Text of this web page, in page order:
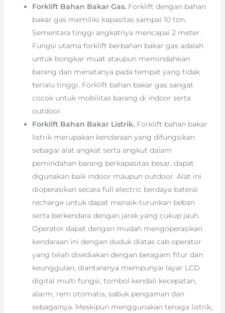
Forklift Bahan Bakar Gas. Forklift dengan bahan
bakar gas memiliki kapasitas sampai 10 ton.
Sementara tinggi angkatnya mencapai 2 meter.
Fungsi utama forklift berbahan bakar gas adalah
untuk bongkar muat ataupun memindahkan
barang dan menatanya pada tempat yang tidak
terlalu tinggi. Forklift bahan bakar gas sangat
cocok untuk mobilitas barang di indoor serta
outdoor.
Forklift Bahan Bakar Listrik. Forklift bahan bakar
listrik merupakan kendaraan yang difungsikan
sebagai alat angkat serta angkut dalam
pemindahan barang berkapasitas besar, dapat
digunakan baik indoor maupun outdoor. Alat ini
dioperasikan secara full electric berdaya baterai
recharge untuk dapat menaik-turunkan beban
serta berkendara dengan jarak yang cukup jauh.
Operator dapat dengan mudah mengoperasikan
kendaraan ini dengan duduk diatas cab operator
yang telah disediakan dengan beragam fitur dan
keunggulan, diantaranya mempunyai layar LCD
digital multi fungsi, tombol kendali kecepatan,
alarm, rem otomatis, sabuk pengaman dan
sebagainya. Meskipun menggunakan tenaga listrik,